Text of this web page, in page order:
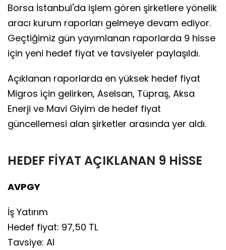
Borsa İstanbul'da işlem gören şirketlere yönelik
aracı kurum raporları gelmeye devam ediyor.
Geçtiğimiz gün yayımlanan raporlarda 9 hisse
için yeni hedef fiyat ve tavsiyeler paylaşıldı.
Açıklanan raporlarda en yüksek hedef fiyat
Migros için gelirken, Aselsan, Tüpraş, Aksa
Enerji ve Mavi Giyim de hedef fiyat
güncellemesi alan şirketler arasında yer aldı.
HEDEF FİYAT AÇIKLANAN 9 HİSSE
AVPGY
İş Yatırım
Hedef fiyat: 97,50 TL
Tavsiye: Al